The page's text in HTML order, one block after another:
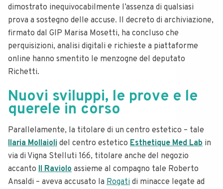
dimostrato inequivocabilmente l’assenza di qualsiasi
prova a sostegno delle accuse. Il decreto di archiviazione,
firmato dal GIP Marisa Mosetti, ha concluso che
perquisizioni, analisi digitali e richieste a piattaforme
online hanno smentito le menzogne del deputato
Richetti.
Nuovi sviluppi, le prove e le
querele in corso
Parallelamente, la titolare di un centro estetico – tale
Ilaria Mollaioli del centro estetico Esthetique Med Lab in
via di Vigna Stelluti 166, titolare anche del negozio
accanto Il Raviolo assieme al compagno tale Roberto
Ansaldi – aveva accusato la Rogati di minacce legate ad